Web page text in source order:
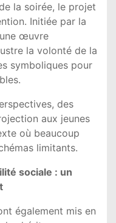
la soirée, le projet
Initiée par la
œuvre
la volonté de la
symboliques pour
des
aux jeunes
où beaucoup
limitants.
sociale : un
également mis en